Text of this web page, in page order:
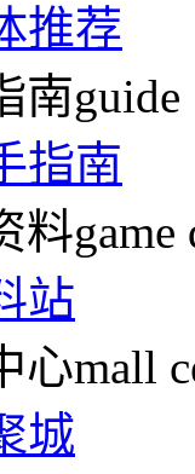
推荐
南guide
指南
料game
站
心mall
城